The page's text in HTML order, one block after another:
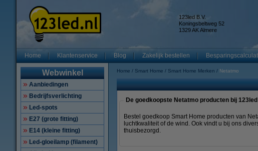
123led B.V.
Koningsbeltweg 52
1329 AK Almere
Home Klantenservice Blog Zakelijk bestellen
Webwinkel
Aanbiedingen
Bedrijfsverlichting
Led-spots
E27 (grote fitting)
E14 (kleine fitting)
Led-gloeilamp (filament)
Home Smart Home Smart Home Merken Netatmo
De goedkoopste Netatmo producten bij 123led
Bestel goedkoop Smart Home producten van
luchtkwaliteit of de wind. Ook vindt u bij ons
thuisbezorgd.